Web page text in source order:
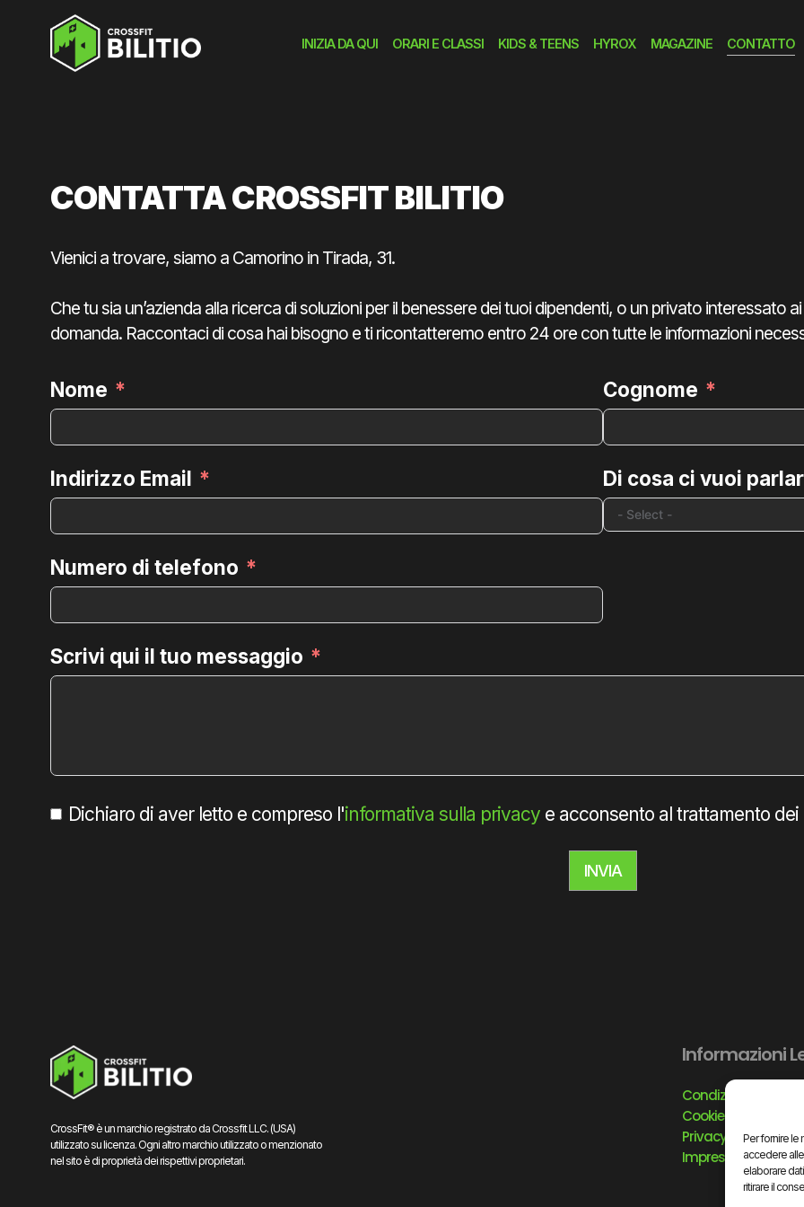
Per fornire le
accedere
elaborare
ritirare il
INIZIA DA QUI ORARI E CLASSI KIDS & TEENS HYROX MAGAZINE CONTATTO
CONTATTA CROSSFIT BILITIO
Vienici a trovare, siamo a Camorino in Tirada, 31.
Che tu sia un’azienda alla ricerca di soluzioni per il benessere dei tuoi dipendenti, o un privato interessato
domanda. Raccontaci di cosa hai bisogno e ti ricontatteremo entro 24 ore con tutte le informazioni
Nome Cognome
Indirizzo Email
Numero di telefono
Di cosa ci vuoi
Scrivi qui il tuo messaggio
Dichiaro di aver letto e compreso l'informativa sulla privacy e acconsento al trattamento
INVIA
CrossFit® è un marchio registrato da Crossfit LLC. (USA)
utilizzato su licenza. Ogni altro marchio utilizzato o menzionato
nel sito è di proprietà dei rispettivi proprietari.
Informazioni
Condizioni d’uso
Cookie Policy
Privacy Policy
Impressum